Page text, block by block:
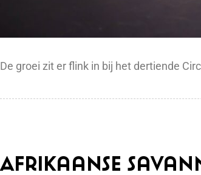
De groei zit er flink in bij het dertiende
Afrikaanse